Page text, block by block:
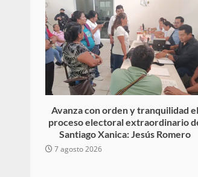
Avanza con orden y tranquilidad el
proceso electoral extraordinario
Santiago Xanica: Jesús Romero
7 agosto 2026
admin 20